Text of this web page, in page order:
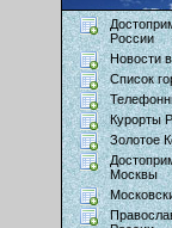
России
Новости
Список
Курорты
Золотое
Москвы